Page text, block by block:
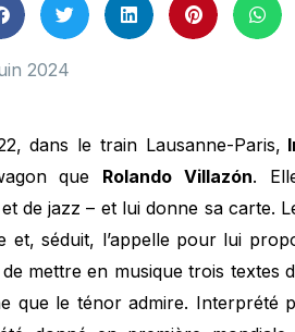
2024
dans le train Lausanne-Paris,
que Rolando Villazón.
de jazz – et lui donne sa carte.
et, séduit, l’appelle pour lui
de mettre en musique trois
que le ténor admire. Interprété